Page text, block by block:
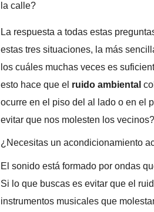
la calle?
La respuesta a todas estas
estas tres situaciones, la más
los cuáles muchas veces es
esto hace que el ruido ambiental
ocurre en el piso del al lado o en el
evitar que nos molesten los vecinos?
¿Necesitas un acondicionamiento
El sonido está formado por ondas
Si lo que buscas es evitar que el
instrumentos musicales que